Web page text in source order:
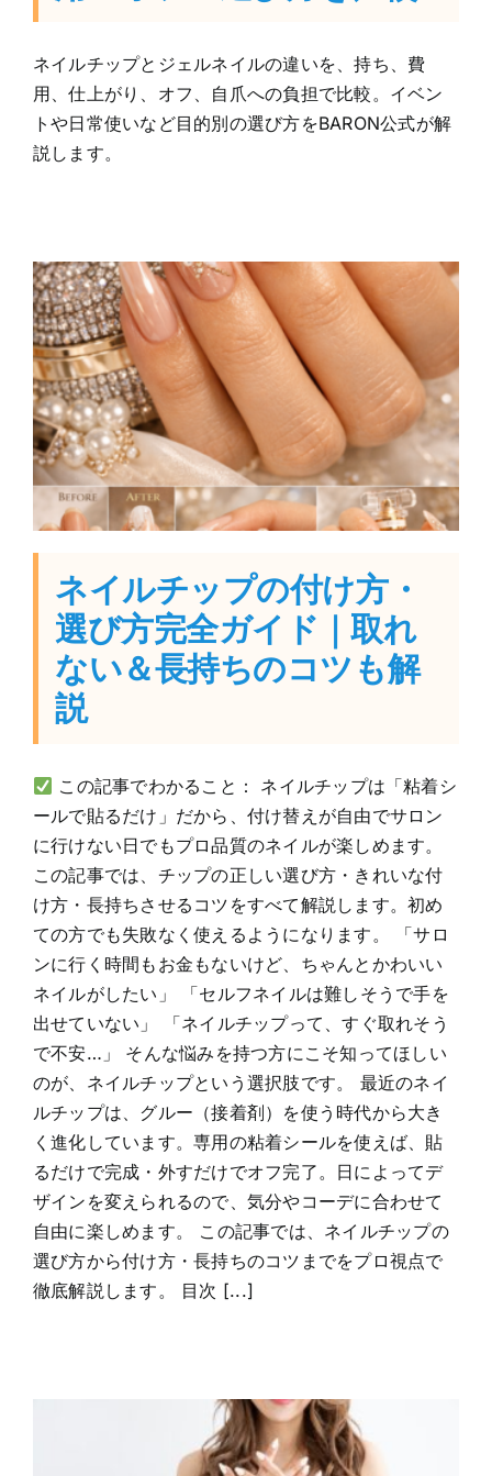
ネイルチップとジェルネイルの違いを、持ち、費
用、仕上がり、オフ、自爪への負担で比較。イベン
トや日常使いなど目的別の選び方をBARON公式が解
説します。
ネイルチップの付け方・
選び方完全ガイド｜取れ
ない＆長持ちのコツも解
説
この記事でわかること： ネイルチップは「粘着シ
ールで貼るだけ」だから、付け替えが自由でサロン
に行けない日でもプロ品質のネイルが楽しめます。
この記事では、チップの正しい選び方・きれいな付
け方・長持ちさせるコツをすべて解説します。初め
ての方でも失敗なく使えるようになります。 「サロ
ンに行く時間もお金もないけど、ちゃんとかわいい
ネイルがしたい」 「セルフネイルは難しそうで手を
出せていない」 「ネイルチップって、すぐ取れそう
で不安…」 そんな悩みを持つ方にこそ知ってほしい
のが、ネイルチップという選択肢です。 最近のネイ
ルチップは、グルー（接着剤）を使う時代から大き
く進化しています。専用の粘着シールを使えば、貼
るだけで完成・外すだけでオフ完了。日によってデ
ザインを変えられるので、気分やコーデに合わせて
自由に楽しめます。 この記事では、ネイルチップの
選び方から付け方・長持ちのコツまでをプロ視点で
徹底解説します。 目次 [...]